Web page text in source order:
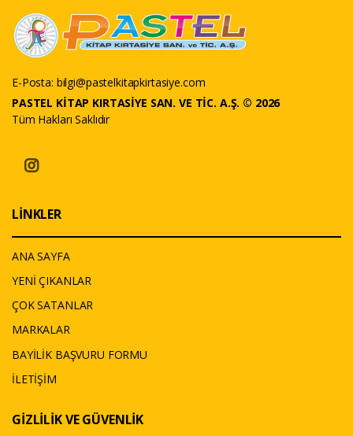
E-Posta: bilgi@pastelkitapkirtasiye.com
PASTEL KİTAP KIRTASİYE SAN. VE TİC. A.Ş. © 2026
Tüm Hakları Saklıdır
LİNKLER
ANA SAYFA
YENİ ÇIKANLAR
ÇOK SATANLAR
MARKALAR
BAYİLİK BAŞVURU FORMU
İLETİŞİM
GİZLİLİK VE GÜVENLİK